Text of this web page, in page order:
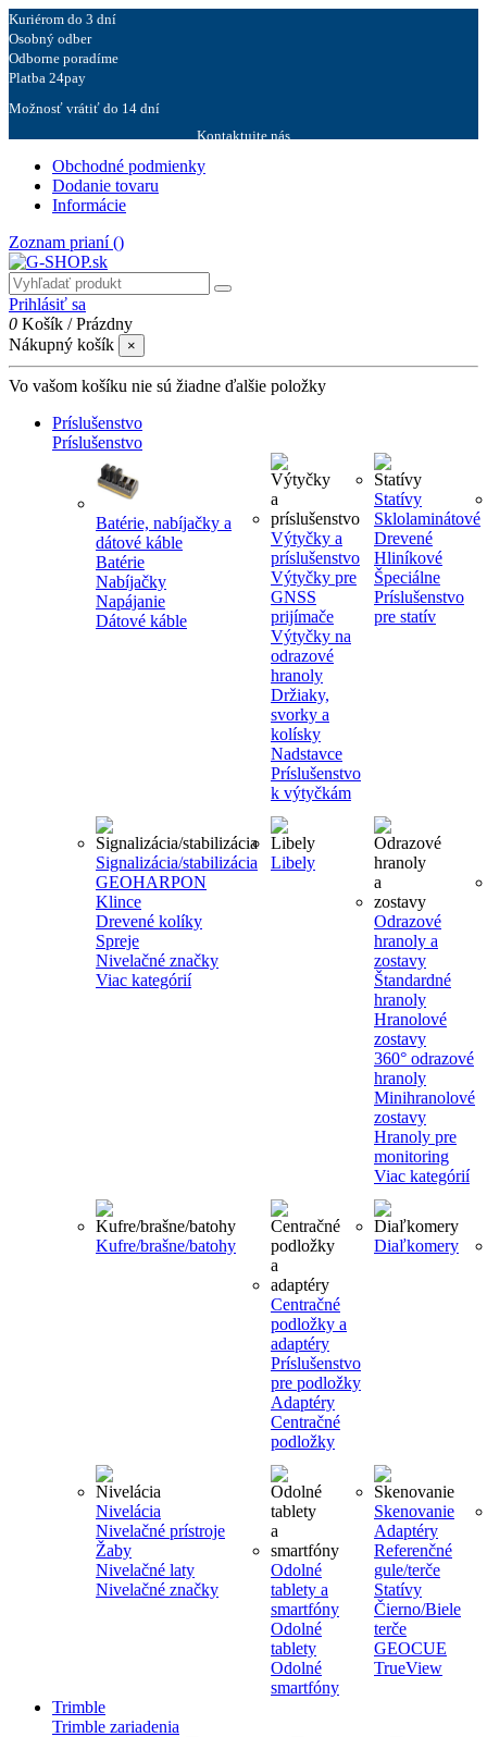
Kuriérom do 3 dní
Osobný odber
Odborne poradíme
Platba 24pay
Možnosť vrátiť do 14 dní
Kontaktujte nás
Obchodné podmienky
Dodanie tovaru
Informácie
Zoznam prianí ()
Prihlásiť sa
0 Košík /Prázdny
Nákupný košík
×
Vo vašom košíku nie sú žiadne ďalšie položky
Príslušenstvo
Príslušenstvo
Batérie, nabíjačky a
dátové káble
Batérie
Nabíjačky
Napájanie
Dátové káble
Výtyčky a
príslušenstvo
Výtyčky pre
GNSS
prijímače
Výtyčky na
odrazové
hranoly
Držiaky,
svorky a
kolísky
Nadstavce
Príslušenstvo
k výtyčkám
Statívy
Sklolaminátové
Drevené
Hliníkové
Špeciálne
Príslušenstvo
pre statív
Signalizácia/stabilizácia
GEOHARPON
Klince
Drevené kolíky
Spreje
Nivelačné značky
Viac kategórií
Libely
Odrazové
hranoly a
zostavy
Štandardné
hranoly
Hranolové
zostavy
360° odrazové
hranoly
Minihranolové
zostavy
Hranoly pre
monitoring
Viac kategórií
Kufre/brašne/batohy
Centračné
podložky a
adaptéry
Príslušenstvo
pre podložky
Adaptéry
Centračné
podložky
Diaľkomery
Nivelácia
Nivelačné prístroje
Žaby
Nivelačné laty
Nivelačné značky
Odolné
tablety a
smartfóny
Odolné
tablety
Odolné
smartfóny
Skenovanie
Adaptéry
Referenčné
gule/terče
Statívy
Čierno/Biele
terče
GEOCUE
TrueView
Trimble
Trimble zariadenia